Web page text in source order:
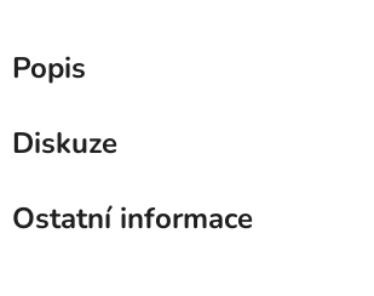
Popis
Diskuze
Ostatní informace